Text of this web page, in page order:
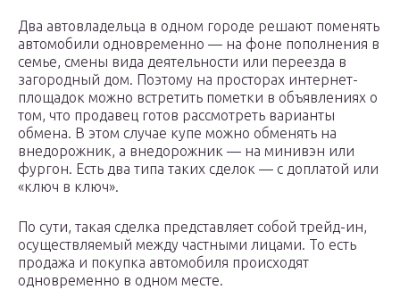
Два автовладельца в одном городе решают поменять
автомобили одновременно — на фоне пополнения в
семье, смены вида деятельности или переезда в
загородный дом. Поэтому на просторах интернет-
площадок можно встретить пометки в объявлениях о
том, что продавец готов рассмотреть варианты
обмена. В этом случае купе можно обменять на
внедорожник, а внедорожник — на минивэн или
фургон. Есть два типа таких сделок — с доплатой или
«ключ в ключ».
По сути, такая сделка представляет собой трейд-ин,
осуществляемый между частными лицами. То есть
продажа и покупка автомобиля происходят
одновременно в одном месте.